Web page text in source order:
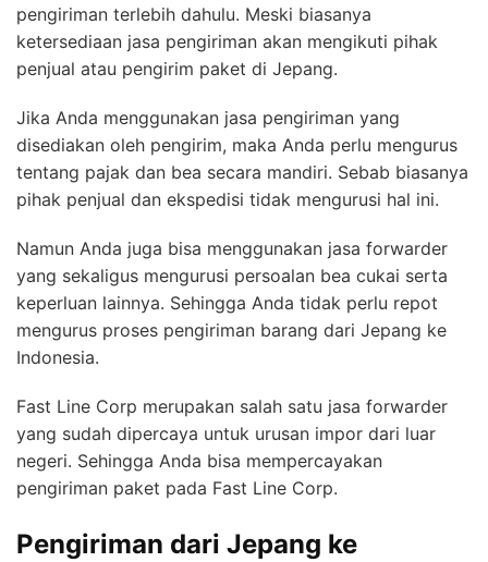
pengiriman terlebih dahulu. Meski biasanya
ketersediaan jasa pengiriman akan mengikuti pihak
penjual atau pengirim paket di Jepang.
Jika Anda menggunakan jasa pengiriman yang
disediakan oleh pengirim, maka Anda perlu mengurus
tentang pajak dan bea secara mandiri. Sebab biasanya
pihak penjual dan ekspedisi tidak mengurusi hal ini.
Namun Anda juga bisa menggunakan jasa forwarder
yang sekaligus mengurusi persoalan bea cukai serta
keperluan lainnya. Sehingga Anda tidak perlu repot
mengurus proses pengiriman barang dari Jepang ke
Indonesia.
Fast Line Corp merupakan salah satu jasa forwarder
yang sudah dipercaya untuk urusan impor dari luar
negeri. Sehingga Anda bisa mempercayakan
pengiriman paket pada Fast Line Corp.
Pengiriman dari Jepang ke